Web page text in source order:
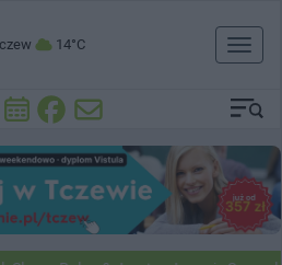
14°C
Toggle